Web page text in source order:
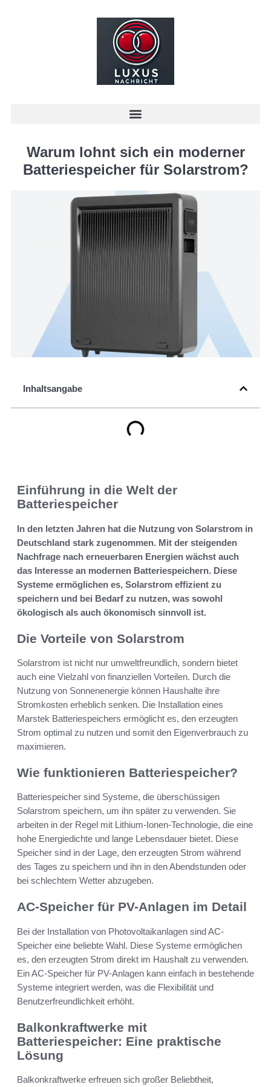
Warum lohnt sich ein moderner
Batteriespeicher für Solarstrom?
Inhaltsangabe
Einführung in die Welt der
Batteriespeicher
In den letzten Jahren hat die Nutzung von Solarstrom in
Deutschland stark zugenommen. Mit der steigenden
Nachfrage nach erneuerbaren Energien wächst auch
das Interesse an modernen Batteriespeichern. Diese
Systeme ermöglichen es, Solarstrom effizient zu
speichern und bei Bedarf zu nutzen, was sowohl
ökologisch als auch ökonomisch sinnvoll ist.
Die Vorteile von Solarstrom
Solarstrom ist nicht nur umweltfreundlich, sondern bietet
auch eine Vielzahl von finanziellen Vorteilen. Durch die
Nutzung von Sonnenenergie können Haushalte ihre
Stromkosten erheblich senken. Die Installation eines
Marstek Batteriespeichers ermöglicht es, den erzeugten
Strom optimal zu nutzen und somit den Eigenverbrauch zu
maximieren.
Wie funktionieren Batteriespeicher?
Batteriespeicher sind Systeme, die überschüssigen
Solarstrom speichern, um ihn später zu verwenden. Sie
arbeiten in der Regel mit Lithium-Ionen-Technologie, die eine
hohe Energiedichte und lange Lebensdauer bietet. Diese
Speicher sind in der Lage, den erzeugten Strom während
des Tages zu speichern und ihn in den Abendstunden oder
bei schlechtem Wetter abzugeben.
AC-Speicher für PV-Anlagen im Detail
Bei der Installation von Photovoltaikanlagen sind AC-
Speicher eine beliebte Wahl. Diese Systeme ermöglichen
es, den erzeugten Strom direkt im Haushalt zu verwenden.
Ein AC-Speicher für PV-Anlagen kann einfach in bestehende
Systeme integriert werden, was die Flexibilität und
Benutzerfreundlichkeit erhöht.
Balkonkraftwerke mit
Batteriespeicher: Eine praktische
Lösung
Balkonkraftwerke erfreuen sich großer Beliebtheit,